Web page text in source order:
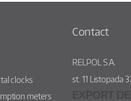
clocks
meters
Contact
RELPOL S.A.
st. 11 Listopada